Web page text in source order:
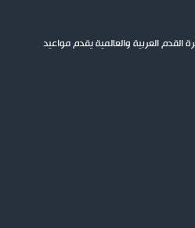
العربية والعالمية يقدم مواعيد